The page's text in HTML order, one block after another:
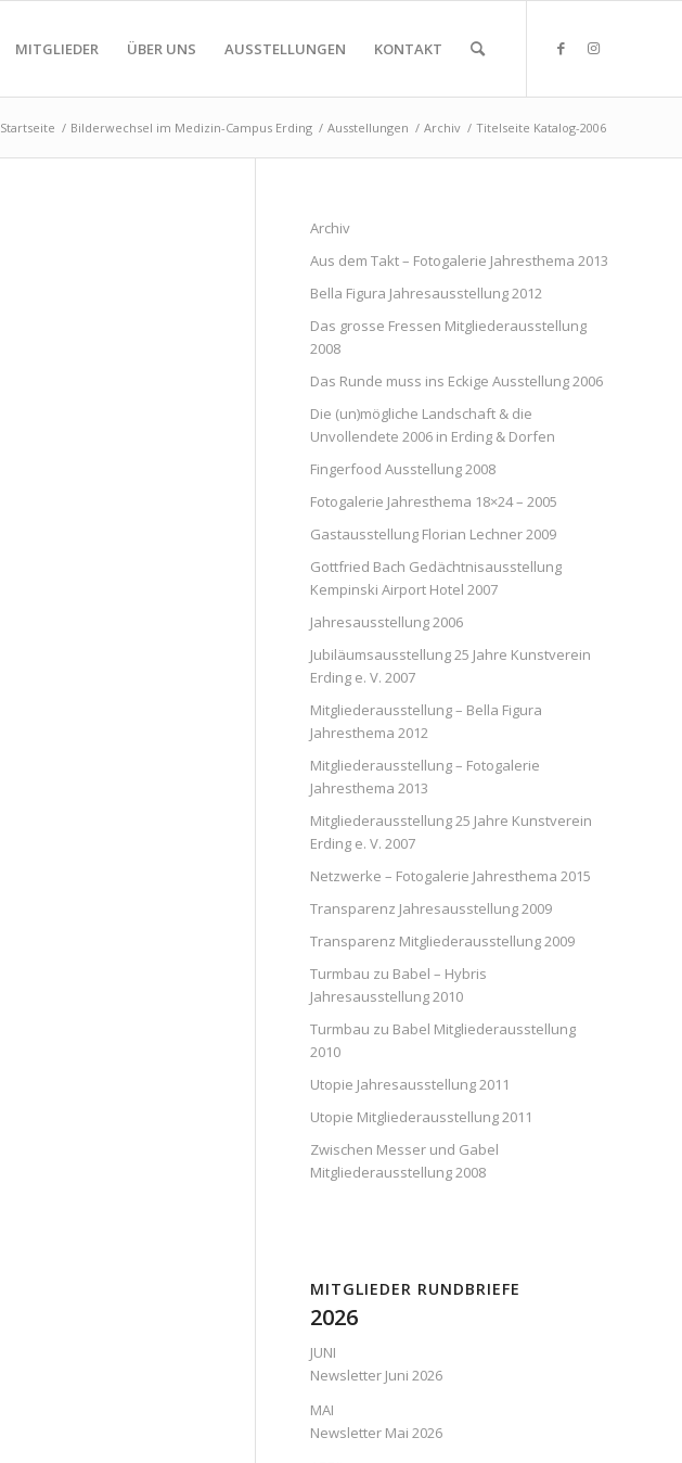
MITGLIEDER ÜBER UNS AUSSTELLUNGEN KONTAKT
Startseite / Bilderwechsel im Medizin-Campus Erding / Ausstellungen / Archiv / Titelseite Katalog-2006
Archiv
Aus dem Takt – Fotogalerie Jahresthema 2013
Bella Figura Jahresausstellung 2012
Das grosse Fressen Mitgliederausstellung
2008
Das Runde muss ins Eckige Ausstellung 2006
Die (un)mögliche Landschaft & die
Unvollendete 2006 in Erding & Dorfen
Fingerfood Ausstellung 2008
Fotogalerie Jahresthema 18×24 – 2005
Gastausstellung Florian Lechner 2009
Gottfried Bach Gedächtnisausstellung
Kempinski Airport Hotel 2007
Jahresausstellung 2006
Jubiläumsausstellung 25 Jahre Kunstverein
Erding e. V. 2007
Mitgliederausstellung – Bella Figura
Jahresthema 2012
Mitgliederausstellung – Fotogalerie
Jahresthema 2013
Mitgliederausstellung 25 Jahre Kunstverein
Erding e. V. 2007
Netzwerke – Fotogalerie Jahresthema 2015
Transparenz Jahresausstellung 2009
Transparenz Mitgliederausstellung 2009
Turmbau zu Babel – Hybris
Jahresausstellung 2010
Turmbau zu Babel Mitgliederausstellung
2010
Utopie Jahresausstellung 2011
Utopie Mitgliederausstellung 2011
Zwischen Messer und Gabel
Mitgliederausstellung 2008
MITGLIEDER RUNDBRIEFE
2026
JUNI
Newsletter Juni 2026
MAI
Newsletter Mai 2026